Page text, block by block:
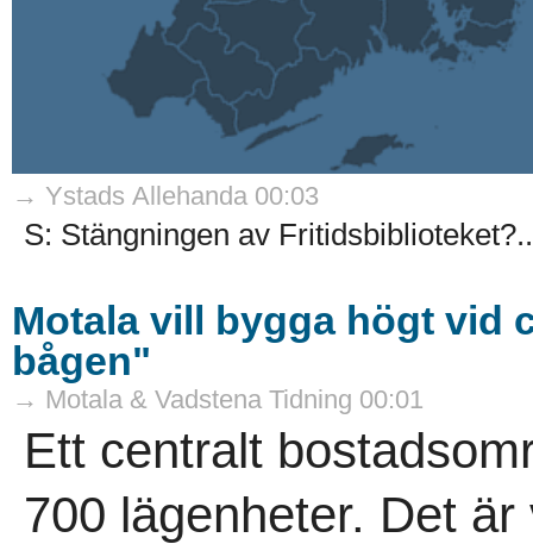
→ Ystads Allehanda 00:03
S: Stängningen av Fritidsbiblioteket?..
Motala vill bygga högt vid
bågen"
→ Motala & Vadstena Tidning 00:01
Ett centralt
700 lägenheter. Det